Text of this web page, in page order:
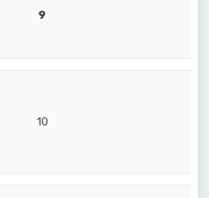
9
10